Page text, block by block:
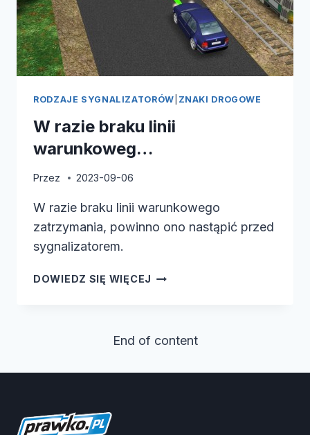
RODZAJE SYGNALIZATORÓW ZNAKI DROGOWE
W razie braku linii
warunkoweg…
Przez 2023-09-06
W razie braku linii warunkowego
zatrzymania, powinno ono nastąpić przed
sygnalizatorem.
DOWIEDZ SIĘ WIĘCEJ W
WARUNKOWEG…
End of content